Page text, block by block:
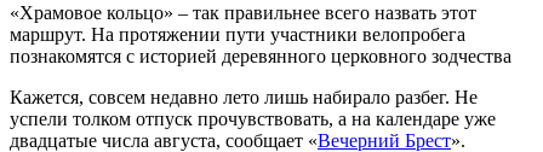
«Храмовое кольцо» – так правильнее всего назвать этот
маршрут. На протяжении пути участники велопробега
познакомятся с историей деревянного церковного зодчества
Кажется, совсем недавно лето лишь набирало разбег. Не
успели толком отпуск прочувствовать, а на календаре уже
двадцатые числа августа, сообщает «Вечерний Брест».